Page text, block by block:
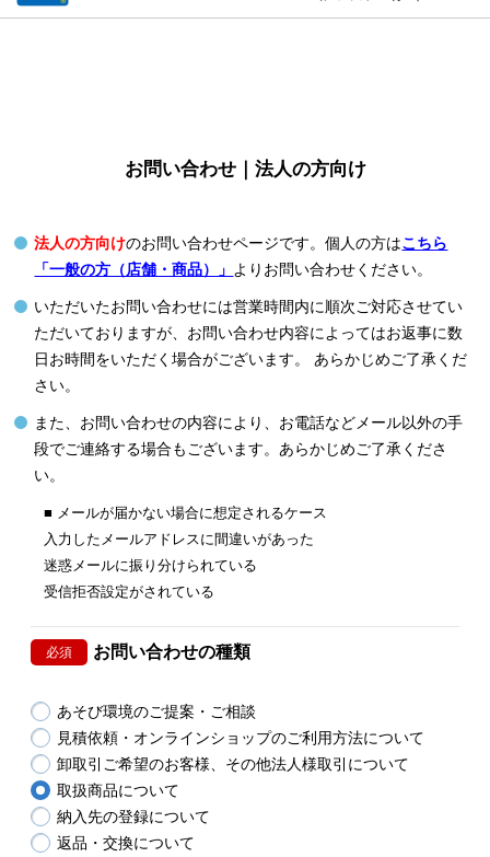
お問い合わせ｜法人の方向け
法人の方向けのお問い合わせページです。個人の方はこちら
「一般の方（店舗・商品）」 よりお問い合わせください。
いただいたお問い合わせには営業時間内に順次ご対応させてい
ただいておりますが、お問い合わせ内容によってはお返事に数
日お時間をいただく場合がございます。 あらかじめご了承くだ
さい。
また、お問い合わせの内容により、お電話などメール以外の手
段でご連絡する場合もございます。あらかじめご了承くださ
い。
■ メールが届かない場合に想定されるケース
入力したメールアドレスに間違いがあった
迷惑メールに振り分けられている
受信拒否設定がされている
必須 お問い合わせの種類
あそび環境のご提案・ご相談
見積依頼・オンラインショップのご利用方法について
卸取引ご希望のお客様、その他法人様取引について
取扱商品について
納入先の登録について
返品・交換について